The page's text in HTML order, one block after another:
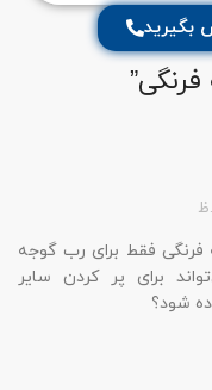
بگیرید
”
فرنگی فقط برای رب گوجه
برای پر کردن سایر
شود؟